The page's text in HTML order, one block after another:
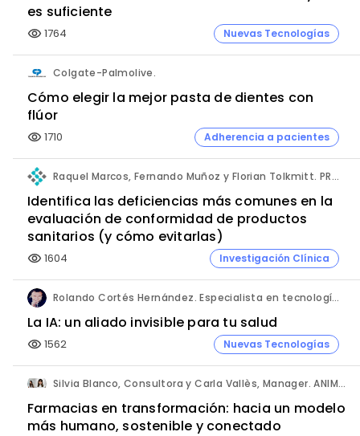
es suficiente
visibility 1764 Nuevas Tecnologías
Colgate-Palmolive.
Cómo elegir la mejor pasta de dientes con
flúor
visibility 1710 Adherencia a pacientes
Raquel Marcos, Fernando Muñoz y Florian Tolkmitt. PRO-LIANCE GLOBAL SOLUTIONS GmbH.
Identifica las deficiencias más comunes en la
evaluación de conformidad de productos
sanitarios (y cómo evitarlas)
visibility 1604 Investigación Clínica
Rolando Cortés Hernández. Especialista en tecnología e inteligencia artificial. Director Comercial. AQUÍ tu Remodelación.
La IA: un aliado invisible para tu salud
visibility 1562 Nuevas Tecnologías
Silvia Blanco, Consultora y Carla Vallès, Manager. ANIMA.
Farmacias en transformación: hacia un modelo
más humano, sostenible y conectado